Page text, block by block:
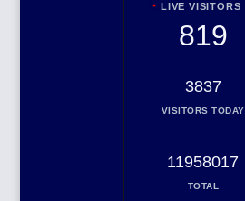
LIVE VISITORS
819
3837
VISITORS TODAY
11958017
TOTAL